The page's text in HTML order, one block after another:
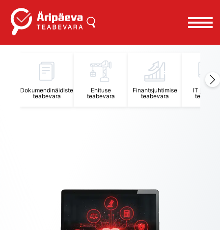
Dokumendinäidiste
teabevara
Ehituse
teabevara
Finantsjuhtimise
teabevara
IT